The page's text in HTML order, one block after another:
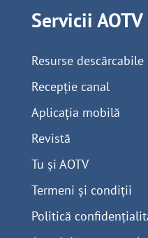
Servicii AOTV
Resurse descărcabile
Recepție canal
Aplicația mobilă
Revistă
Tu și AOTV
Termeni și condiții
Politică